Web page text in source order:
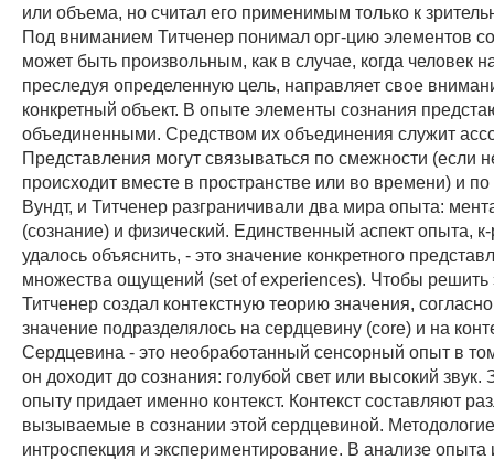
или объема, но считал его применимым только к
Под вниманием Титченер понимал орг-цию элементов
может быть произвольным, как в случае, когда человек
преследуя определенную цель, направляет свое
конкретный объект. В опыте элементы сознания
объединенными. Средством их объединения служит
Представления могут связываться по смежности (если
происходит вместе в пространстве или во времени) и по
Вундт, и Титченер разграничивали два мира опыта:
(сознание) и физический. Единственный аспект опыта,
удалось объяснить, - это значение конкретного
множества ощущений (set of experiences). Чтобы решить
Титченер создал контекстную теорию значения,
значение подразделялось на сердцевину (core) и на
Сердцевина - это необработанный сенсорный опыт в
он доходит до сознания: голубой свет или высокий звук.
опыту придает именно контекст. Контекст составляют
вызываемые в сознании этой сердцевиной.
интроспекция и экспериментирование. В анализе опыта